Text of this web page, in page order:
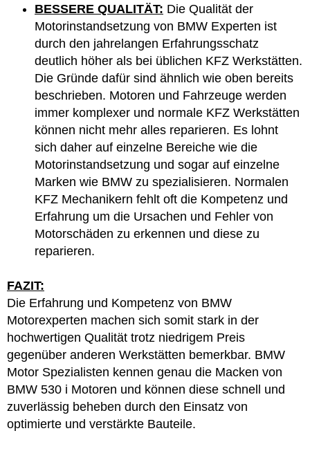
BESSERE QUALITÄT: Die Qualität der
Motorinstandsetzung von BMW Experten ist
durch den jahrelangen Erfahrungsschatz
deutlich höher als bei üblichen KFZ Werkstätten.
Die Gründe dafür sind ähnlich wie oben bereits
beschrieben. Motoren und Fahrzeuge werden
immer komplexer und normale KFZ Werkstätten
können nicht mehr alles reparieren. Es lohnt
sich daher auf einzelne Bereiche wie die
Motorinstandsetzung und sogar auf einzelne
Marken wie BMW zu spezialisieren. Normalen
KFZ Mechanikern fehlt oft die Kompetenz und
Erfahrung um die Ursachen und Fehler von
Motorschäden zu erkennen und diese zu
reparieren.
FAZIT:
Die Erfahrung und Kompetenz von BMW
Motorexperten machen sich somit stark in der
hochwertigen Qualität trotz niedrigem Preis
gegenüber anderen Werkstätten bemerkbar. BMW
Motor Spezialisten kennen genau die Macken von
BMW 530 i Motoren und können diese schnell und
zuverlässig beheben durch den Einsatz von
optimierte und verstärkte Bauteile.